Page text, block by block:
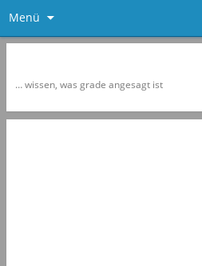
Menü
… wissen, was grade angesagt ist